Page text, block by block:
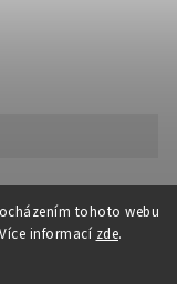
tohoto webu
informací zde.